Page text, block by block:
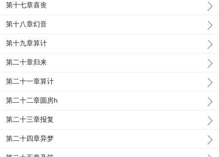
第十七章喜丧
第十八章幻音
第十九章算计
第二十章归来
第二十一章算计
第二十二章圆房h
第二十三章报复
第二十四章异梦